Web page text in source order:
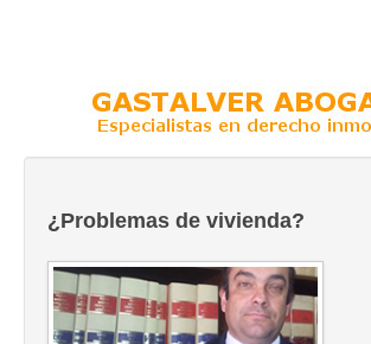
¿Problemas de vivienda?